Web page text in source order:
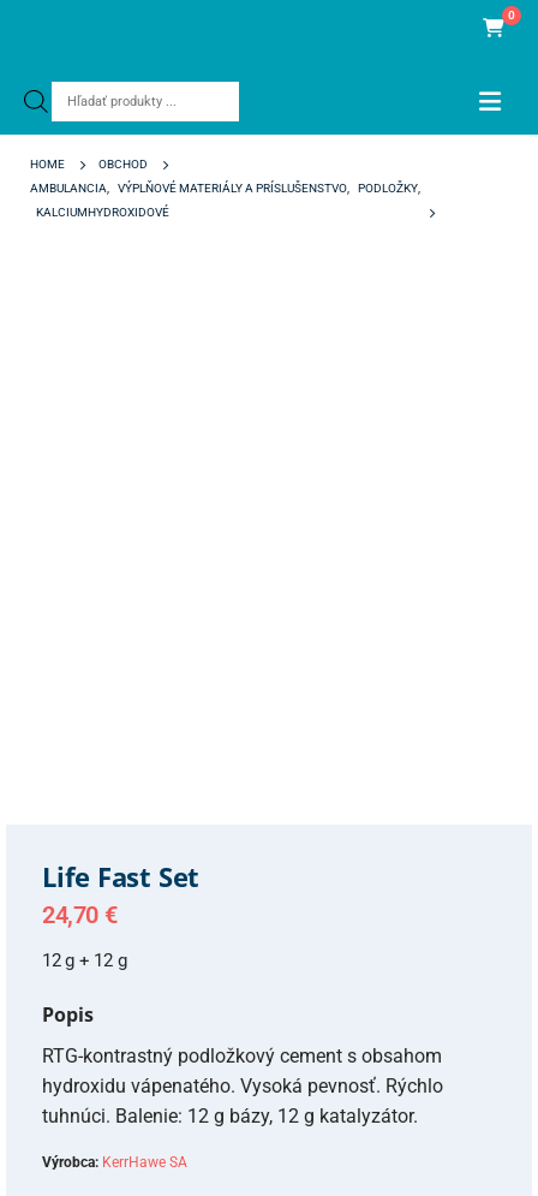
Products
0
HOME
OBCHOD
AMBULANCIA
VÝPLŇOVÉ MATERIÁLY A PRÍSLUŠENSTVO PODLOŽKY
KALCIUMHYDROXIDOVÉ
Life Fast Set
24,70 €
12 g + 12 g
Popis
RTG-kontrastný podložkový cement s obsahom
hydroxidu vápenatého. Vysoká pevnosť. Rýchlo
tuhnúci. Balenie: 12 g bázy, 12 g katalyzátor.
Výrobca: KerrHawe SA